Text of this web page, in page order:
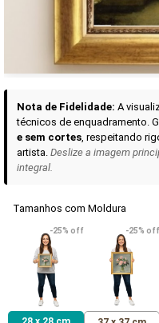
Curadoria das
A seleção de obras-primas
sociais, reunidas aqui para
VER DETALHES
Madona de Loreto
R$ 538,42
Nota de Fidelidade: A
técnicos de enquadramento.
e sem cortes, respeitando
artista. Deslize a imagem
integral.
Tamanhos com Moldura
-25% off -25% off